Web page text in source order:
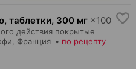
таблетки, 300 мг ×100
действия покрытые
, Франция • по рецепту